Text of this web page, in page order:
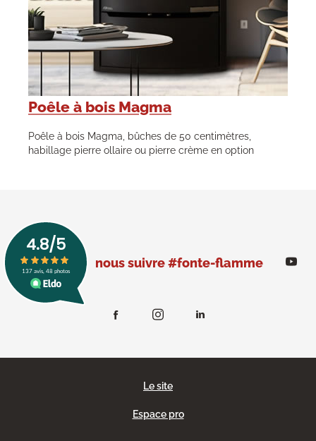
Poêle à bois Magma
Poêle à bois Magma, bûches de 50 centimètres,
habillage pierre ollaire ou pierre crème en option
nous suivre #fonte-flamme
Le site
Espace pro